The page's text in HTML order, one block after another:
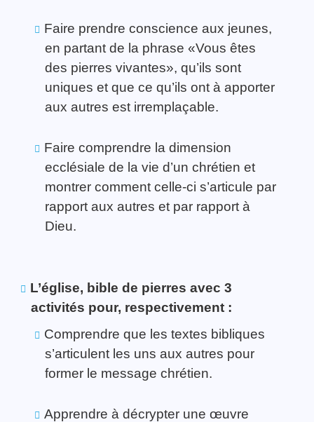
Faire prendre conscience aux jeunes,
en partant de la phrase «Vous êtes
des pierres vivantes», qu’ils sont
uniques et que ce qu’ils ont à apporter
aux autres est irremplaçable.
Faire comprendre la dimension
ecclésiale de la vie d’un chrétien et
montrer comment celle-ci s’articule par
rapport aux autres et par rapport à
Dieu.
L’église, bible de pierres avec 3
activités pour, respectivement :
Comprendre que les textes bibliques
s’articulent les uns aux autres pour
former le message chrétien.
Apprendre à décrypter une œuvre